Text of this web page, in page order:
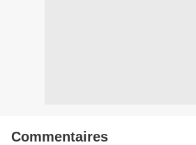
Commentaires